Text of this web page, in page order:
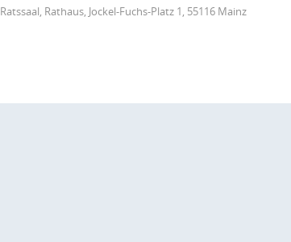
Ratssaal, Rathaus, Jockel-Fuchs-Platz 1, 55116 Mainz